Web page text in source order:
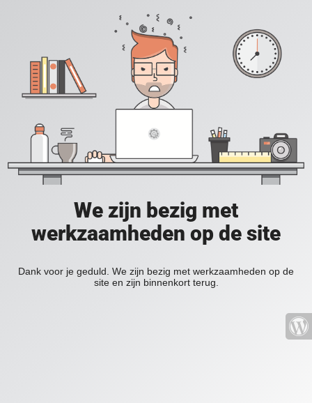
We zijn bezig met
werkzaamheden op de site
Dank voor je geduld. We zijn bezig met werkzaamheden op de
site en zijn binnenkort terug.